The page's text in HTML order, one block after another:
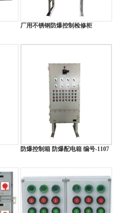
厂用不锈钢防爆控制检修柜
防爆控制箱 防爆配电箱 编号-1107